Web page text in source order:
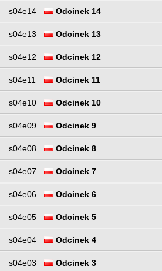
s04e14 Odcinek 14
s04e13 Odcinek 13
s04e12 Odcinek 12
s04e11 Odcinek 11
s04e10 Odcinek 10
s04e09 Odcinek 9
s04e08 Odcinek 8
s04e07 Odcinek 7
s04e06 Odcinek 6
s04e05 Odcinek 5
s04e04 Odcinek 4
s04e03 Odcinek 3